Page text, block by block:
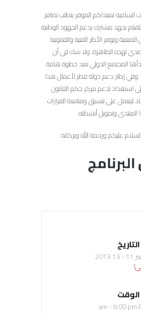
السامية لمنتداكم الموقر يتطلب تضافر
بجهد مشترك يدعم الجهود الوطنية
المعنية ويوفر الأطر الفنية والقانونية
لهذه الظاهرة. ولا شك في أن
بدأها المجتمع الدولي تعد خطوة هامة
إطار دعم دولة قطر لأعمال هذا
استعداد لدعم مركز حكم القانون
ليعمل على تنسيق ومتابعة القرارات
وتمويل أنشطته.
عليكم ورحمة الله وبركاته.
التاريخ
2013
الوقت